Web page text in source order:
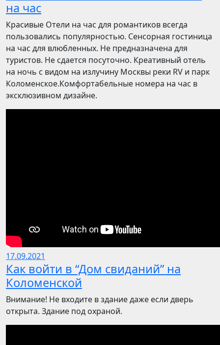
на час
Красивые Отели на час для романтиков всегда
пользовались популярностью. Сенсорная гостиница
на час для влюбленных. Не предназначена для
туристов. Не сдается посуточно. Креативный отель
на ночь с видом на излучину Москвы реки RV и парк
Коломенское.Комфортабельные номера на час в
эксклюзивном дизайне.
17.09.2021
Как войти в “Дом свиданий” на
Коломенской
Внимание! Не входите в здание даже если дверь
открыта. Здание под охраной.